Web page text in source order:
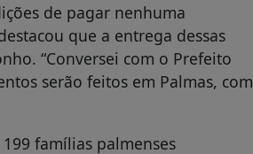
de pagar nenhuma
que a entrega dessas
“Conversei com o Prefeito
serão feitos em Palmas, com